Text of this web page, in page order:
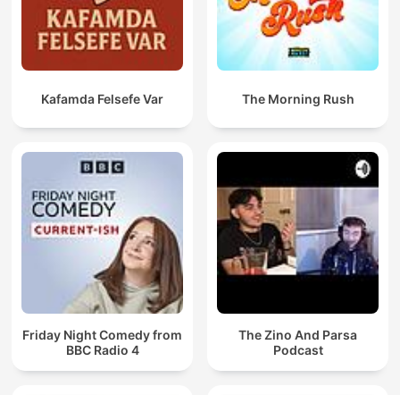
Kafamda Felsefe Var The Morning Rush
Friday Night Comedy from
BBC Radio 4
The Zino And Parsa
Podcast